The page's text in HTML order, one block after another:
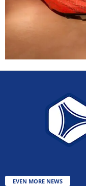
EVEN MORE NEWS